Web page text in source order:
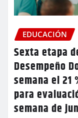
EDUCACIÓN
Sexta etapa
Desempeño
semana el
para
semana de